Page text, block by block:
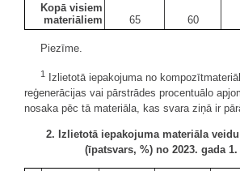
Kopā visiem
materiāliem
65 60
Piezīme.
1
Izlietotā iepakojuma no
reģenerācijas vai pārstrādes procentuālo
nosaka pēc tā materiāla, kas svara ziņā ir
2. Izlietotā iepakojuma materiāla
(īpatsvars, %) no 2023. gada